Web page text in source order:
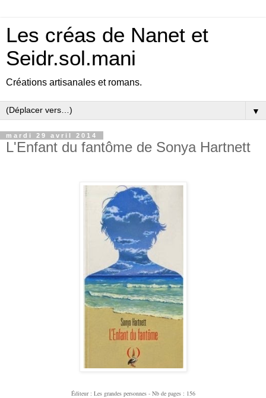
Les créas de Nanet et
Seidr.sol.mani
Créations artisanales et romans.
▼
mardi 29 avril 2014
L'Enfant du fantôme de Sonya Hartnett
Éditeur: Les grandes personnes - Nb de pages : 156